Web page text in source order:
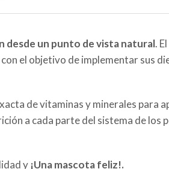
desde un punto de vista natural.
el objetivo de implementar sus
de vitaminas y minerales para
a cada parte del sistema de los
y ¡Una mascota feliz!.